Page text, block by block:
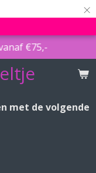
×
€75,-
met de volgende